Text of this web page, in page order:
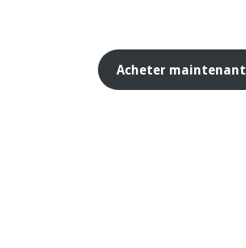
Acheter maintenant